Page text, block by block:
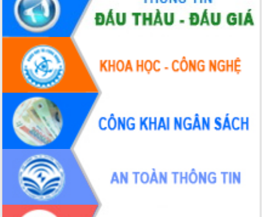
UBND tỉnh Đắk Lắk tổng kết công tác
quốc phòng, quân sự địa phương năm
2025
Tập trung triển khai quyết liệt, đồng bộ
các giải pháp nhằm thực hiện hiệu quả
các nhiệm vụ đề ra năm 2025
Phát huy vai trò của người có uy tín
trong phòng chống tảo hôn và hôn
nhân cận huyết thống
Nông sản Tây Nguyên thu hút doanh
nghiệp nước ngoài
Đắk Lắk định vị thương hiệu du lịch
“Biển – Rừng – Cà phê” trong không
gian phát triển mới
Hội nghị chia sẻ kinh nghiệm, chuyển
giao kỹ thuật y tế, định hướng phát
triển chuyên sâu đến 2030